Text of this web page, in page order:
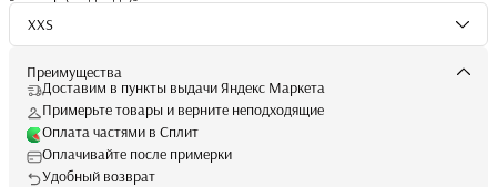
XXS
Преимущества
Доставим в пункты выдачи Яндекс Маркета
Примерьте товары и верните неподходящие
Оплата частями в Сплит
Оплачивайте после примерки
Удобный возврат